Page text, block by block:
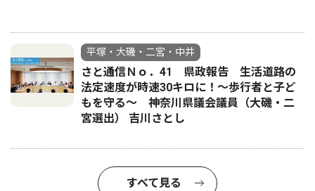
平塚・大磯・二宮・中井
さと通信Ｎｏ．41 県政報告 生活道路の
法定速度が時速30キロに！〜歩行者と子ど
もを守る〜 神奈川県議会議員（大磯・二
宮選出） 吉川さとし
すべて見る